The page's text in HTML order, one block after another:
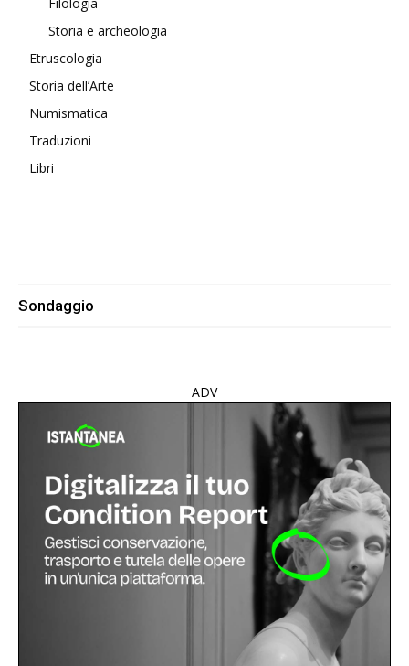
Filologia
Storia e archeologia
Etruscologia
Storia dell’Arte
Numismatica
Traduzioni
Libri
Sondaggio
ADV